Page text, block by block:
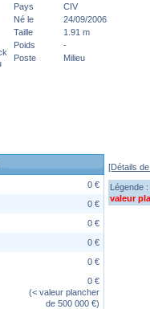
Pays
CIV
Né le
24/09/2006
Taille
1.91 m
Poids
-
Poste
Milieu
0 €
0 €
0 €
0 €
0 €
0 €
(< valeur plancher
de 500 000 €)
[Détails
Légende :
valeur